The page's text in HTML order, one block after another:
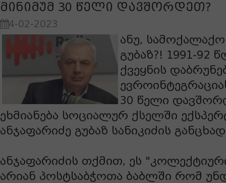
მინიმუმ 30 წელი დავშორდეთ?
4-02-2023
ანუ,
გუბაზ?! 1991-92
ქვეყნის
30 წელი
ეხმიანება სოციალურ ქსელში
ანჯაფარიძე გუბაზ სანიკიძის
ანჯაფარიძის თქმით, ეს
არიან პოსტსაბჭოთა ბაბლში რომ